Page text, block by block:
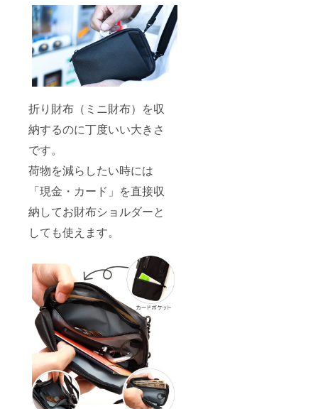
折り財布（ミニ財布）を収
納するのに丁度いい大きさ
です。
荷物を減らしたい時には
「現金・カード」を直接収
納してお財布ショルダーと
しても使えます。